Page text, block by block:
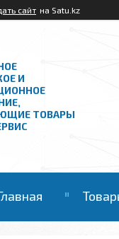
сайт на Satu.kz
И
ТОВАРЫ